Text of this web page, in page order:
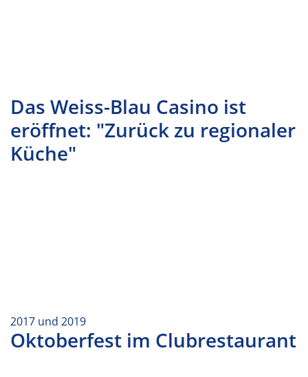
Das Weiss-Blau Casino ist
eröffnet: "Zurück zu regionaler
Küche"
2017 und 2019
Oktoberfest im Clubrestaurant